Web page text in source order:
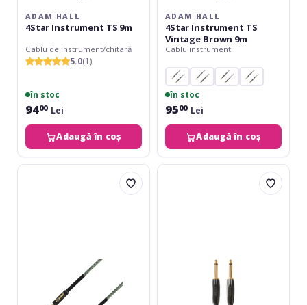
ADAM HALL
4Star Instrument TS 9m
Cablu de instrument/chitară
5.0(1)
în stoc
9400 Lei
Adaugă în coș
ADAM HALL
4Star Instrument TS
Vintage Brown 9m
Cablu instrument
în stoc
9500 Lei
Adaugă în coș
Adam
Boss